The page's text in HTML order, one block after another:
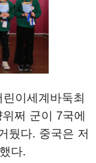
이세계바둑최
쩌 군이 7국에
뒀다. 중국은 저
다.